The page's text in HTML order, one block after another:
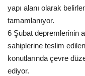
İletişim
Kültür Sanat
yapı alanı olarak
tamamlanıyor.
6 Şubat depremlerinin
sahiplerine teslim
konutlarında çevre
ediyor.